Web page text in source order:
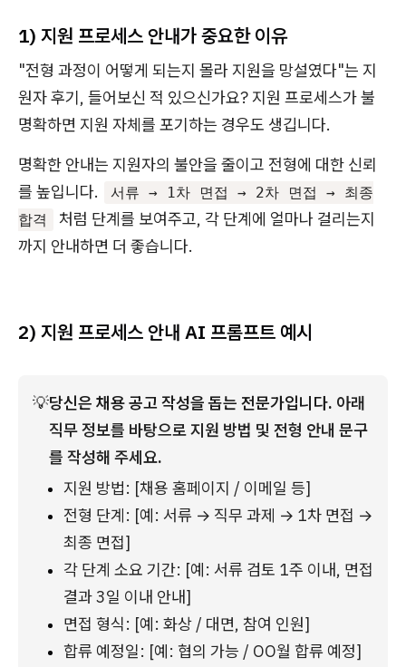
1) 지원 프로세스 안내가 중요한 이유
"전형 과정이 어떻게 되는지 몰라 지원을 망설였다"는 지
원자 후기, 들어보신 적 있으신가요? 지원 프로세스가 불
명확하면 지원 자체를 포기하는 경우도 생깁니다.
명확한 안내는 지원자의 불안을 줄이고 전형에 대한 신뢰
를 높입니다.
서류 → 1차 면접 → 2차 면접 → 최종
합격
처럼 단계를 보여주고, 각 단계에 얼마나 걸리는지
까지 안내하면 더 좋습니다.
2) 지원 프로세스 안내 AI 프롬프트 예시
💡당신은 채용 공고 작성을 돕는 전문가입니다. 아래
직무 정보를 바탕으로 지원 방법 및 전형 안내 문구
를 작성해 주세요.
지원 방법: [채용 홈페이지 / 이메일 등]
전형 단계: [예: 서류 → 직무 과제 → 1차 면접 →
최종 면접]
각 단계 소요 기간: [예: 서류 검토 1주 이내, 면접
결과 3일 이내 안내]
면접 형식: [예: 화상 / 대면, 참여 인원]
합류 예정일: [예: 협의 가능 / OO월 합류 예정]